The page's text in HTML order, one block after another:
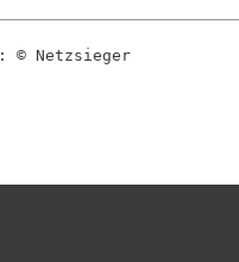
© Netzsieger